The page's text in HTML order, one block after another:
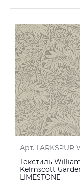
Арт. LARKSPUR
Текстиль
Kelmscott
LIMESTONE